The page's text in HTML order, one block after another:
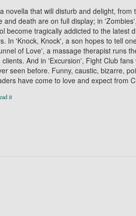
novella that will disturb and delight, from
and death are on full display; in
become tragically addicted to the latest
In 'Knock, Knock', a son hopes to tell
of Love', a massage therapist runs
And in 'Excursion', Fight Club
seen before. Funny, caustic, bizarre,
have come to love and expect from